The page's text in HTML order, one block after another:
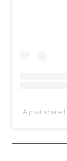
A post